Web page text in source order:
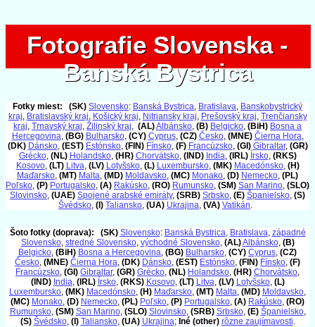
Fotografie Slovenska -
Banská Bystrica
Fotografie Slovenska -
Banská Bystrica
Fotky miest: (SK) Slovensko: Banská Bystrica, Bratislava, Banskobystrický
kraj, Bratislavský kraj, Košický kraj, Nitriansky kraj, Prešovský kraj, Trenčiansky
kraj, Trnavský kraj, Žilinský kraj, (AL)Albánsko, (B) Belgicko, (BiH) Bosna a
Hercegovina, (BG) Bulharsko, (CY) Cyprus, (CZ) Česko, (MNE) Čierna Hora,
(DK) Dánsko, (EST) Estónsko, (FIN) Fínsko, (F) Francúzsko, (GI) Gibraltar, (GR)
Grécko, (NL) Holandsko, (HR) Chorvátsko, (IND) India, (IRL) Írsko, (RKS)
Kosovo, (LT) Litva, (LV) Lotyšsko, (L) Luxembursko, (MK) Macedónsko, (H)
Maďarsko, (MT) Malta, (MD) Moldavsko, (MC) Monako, (D) Nemecko, (PL)
Poľsko, (P) Portugalsko, (A) Rakúsko, (RO) Rumunsko, (SM) San Marino, (SLO)
Slovinsko, (UAE) Spojené arabské emiráty, (SRB) Srbsko, (E) Španielsko, (S)
Švédsko, (I) Taliansko, (UA) Ukrajina, (VA) Vatikán.
Šoto fotky (doprava): (SK) Slovensko: Banská Bystrica, Bratislava, západné
Slovensko, stredné Slovensko, východné Slovensko, (AL)Albánsko, (B)
Belgicko, (BiH) Bosna a Hercegovina, (BG) Bulharsko, (CY) Cyprus, (CZ)
Česko, (MNE) Čierna Hora, (DK) Dánsko, (EST) Estónsko, (FIN) Fínsko, (F)
Francúzsko, (GI) Gibraltar, (GR) Grécko, (NL) Holandsko, (HR) Chorvátsko,
(IND) India, (IRL) Írsko, (RKS) Kosovo, (LT) Litva, (LV) Lotyšsko, (L)
Luxembursko, (MK) Macedónsko, (H) Maďarsko, (MT) Malta, (MD) Moldavsko,
(MC) Monako, (D) Nemecko, (PL) Poľsko, (P) Portugalsko, (A) Rakúsko, (RO)
Rumunsko, (SM) San Marino, (SLO) Slovinsko, (SRB) Srbsko, (E) Španielsko,
(S) Švédsko, (I) Taliansko, (UA) Ukrajina; Iné (other) rôzne zaujímavosti.